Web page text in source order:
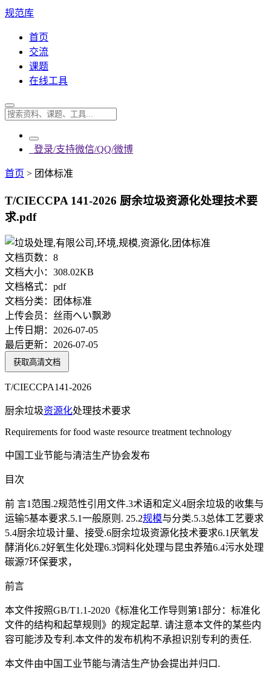
规范库
首页
交流
课题
在线工具
登录/支持微信/QQ/微博
首页 > 团体标准
T/CIECCPA 141-2026 厨余垃圾资源化处理技术要
求.pdf
文档页数： 8
文档大小： 308.02KB
文档格式： pdf
文档分类：
团体标准
上传会员： 丝雨へい飘渺
上传日期： 2026-07-05
最后更新： 2026-07-05
获取高清文档
T/CIECCPA141-2026
厨余垃圾资源化处理技术要求
Requirements for food waste resource treatment technology
中国工业节能与清洁生产协会发布
目次
前 言1范围.2规范性引用文件.3术语和定义4厨余垃圾的收集与
运输5基本要求.5.1一般原则. 25.2规模与分类.5.3总体工艺要求
5.4厨余垃圾计量、接受.6厨余垃圾资源化技术要求6.1厌氧发
酵消化6.2好氧生化处理6.3饲料化处理与昆虫养殖6.4污水处理
碳源7环保要求，
前言
本文件按照GB/T1.1-2020《标准化工作导则第1部分：标准化
文件的结构和起草规则》的规定起草. 请注意本文件的某些内
容可能涉及专利.本文件的发布机构不承担识别专利的责任.
本文件由中国工业节能与清洁生产协会提出并归口.